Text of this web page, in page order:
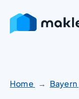
Home Bayern